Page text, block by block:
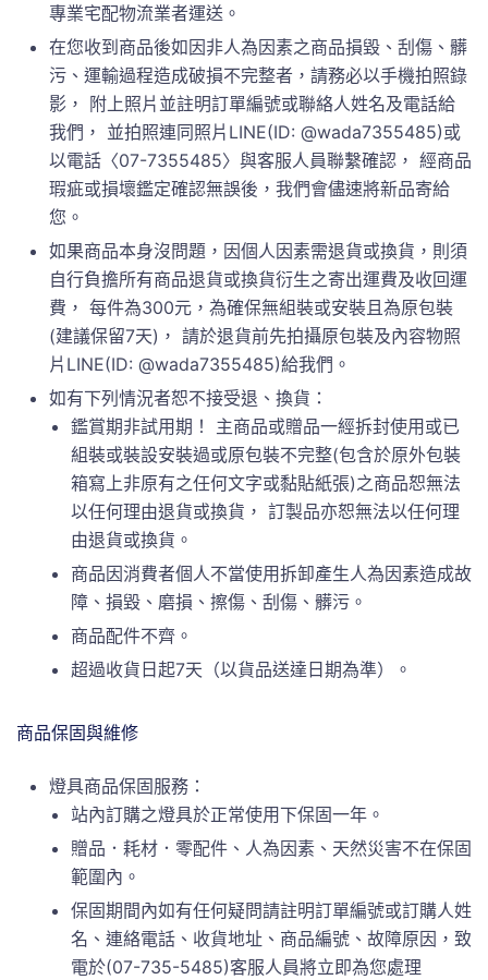
專業宅配物流業者運送。
在您收到商品後如因非人為因素之商品損毀、刮傷、髒
污、運輸過程造成破損不完整者，請務必以手機拍照錄
影， 附上照片並註明訂單編號或聯絡人姓名及電話給
我們， 並拍照連同照片LINE(ID: @wada7355485)或
以電話〈07-7355485〉與客服人員聯繫確認， 經商品
瑕疵或損壞鑑定確認無誤後，我們會儘速將新品寄給
您。
如果商品本身沒問題，因個人因素需退貨或換貨，則須
自行負擔所有商品退貨或換貨衍生之寄出運費及收回運
費， 每件為300元，為確保無組裝或安裝且為原包裝
(建議保留7天)， 請於退貨前先拍攝原包裝及內容物照
片LINE(ID: @wada7355485)給我們。
如有下列情況者恕不接受退、換貨：
鑑賞期非試用期！ 主商品或贈品一經拆封使用或已
組裝或裝設安裝過或原包裝不完整(包含於原外包裝
箱寫上非原有之任何文字或黏貼紙張)之商品恕無法
以任何理由退貨或換貨， 訂製品亦恕無法以任何理
由退貨或換貨。
商品因消費者個人不當使用拆卸產生人為因素造成故
障、損毀、磨損、擦傷、刮傷、髒污。
商品配件不齊。
超過收貨日起7天（以貨品送達日期為準）。
商品保固與維修
燈具商品保固服務：
站內訂購之燈具於正常使用下保固一年。
贈品．耗材．零配件、人為因素、天然災害不在保固
範圍內。
保固期間內如有任何疑問請註明訂單編號或訂購人姓
名、連絡電話、收貨地址、商品編號、故障原因，致
電於(07-735-5485)客服人員將立即為您處理